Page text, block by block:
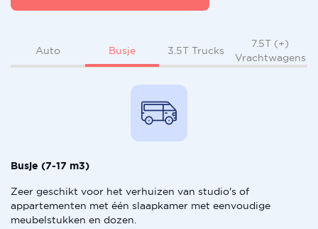
Auto Busje 3.5T Trucks
7.5T (+)
Vrachtwagens
Busje (7-17 m3)
Zeer geschikt voor het verhuizen van studio's of
appartementen met één slaapkamer met eenvoudige
meubelstukken en dozen.